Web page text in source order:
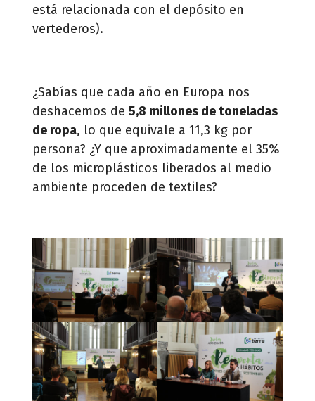
está relacionada con el depósito en
vertederos).
¿Sabías que cada año en Europa nos
deshacemos de 5,8 millones de toneladas
de ropa, lo que equivale a 11,3 kg por
persona? ¿Y que aproximadamente el 35%
de los microplásticos liberados al medio
ambiente proceden de textiles?